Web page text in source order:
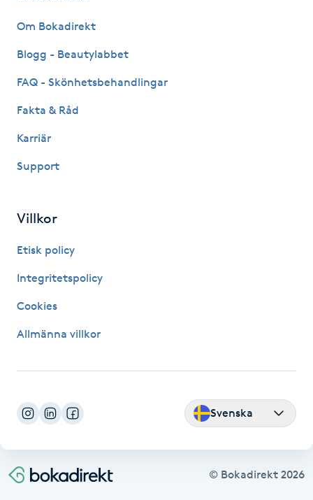
Hälsprickor
Idrottsmassage
IPL
IPL hårborttagning
IR-massage
Japansk massage
Katun fransar
Keratinbehandling
Om Bokadirekt
Blogg - Beautylabbet
FAQ - Skönhetsbehandlingar
Fakta & Råd
Karriär
Support
Villkor
Etisk policy
Integritetspolicy
Cookies
Allmänna villkor
Svenska
© Bokadirekt 2026